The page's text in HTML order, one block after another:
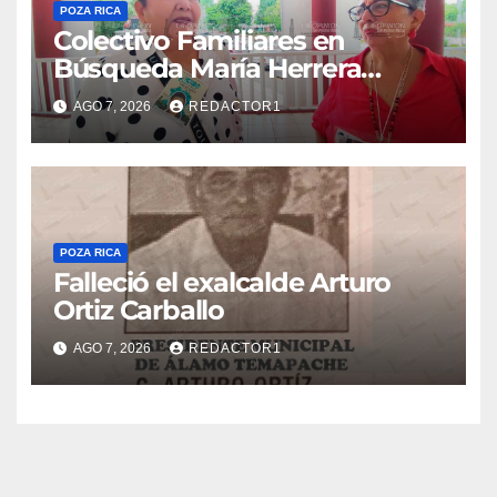
POZA RICA
Colectivo Familiares en
Búsqueda María Herrera
convoca a marcha
AGO 7, 2026 REDACTOR1
POZA RICA
Falleció el exalcalde Arturo
Ortiz Carballo
AGO 7, 2026 REDACTOR1